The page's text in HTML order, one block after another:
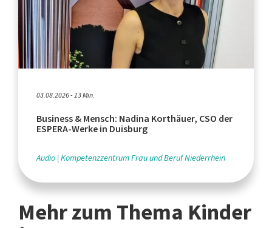
03.08.2026 - 13 Min.
Business & Mensch: Nadina Korthäuer, CSO der
ESPERA-Werke in Duisburg
Audio Kompetenzzentrum Frau und Beruf Niederrhein
Mehr zum Thema Kinder